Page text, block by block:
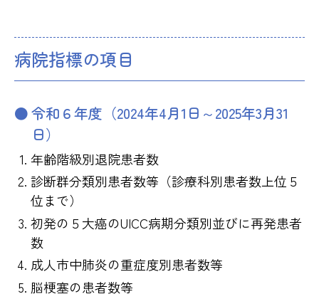
病院指標の項目
令和６年度（2024年4月1日～2025年3月31
日）
年齢階級別退院患者数
診断群分類別患者数等（診療科別患者数上位５
位まで）
初発の５大癌のUICC病期分類別並びに再発患者
数
成人市中肺炎の重症度別患者数等
脳梗塞の患者数等